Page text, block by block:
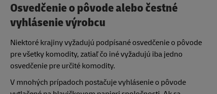
Osvedčenie o pôvode alebo čestné
vyhlásenie výrobcu
Niektoré krajiny vyžadujú podpísané osvedčenie o pôvode
pre všetky komodity, zatiaľ čo iné vyžadujú iba jedno
osvedčenie pre určité komodity.
V mnohých prípadoch postačuje vyhlásenie o pôvode